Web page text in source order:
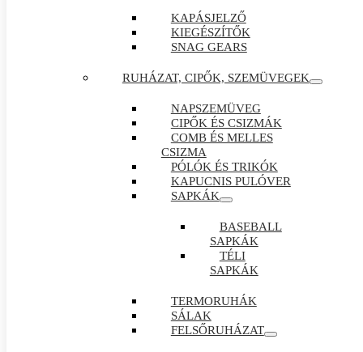
KAPÁSJELZŐ
KIEGÉSZÍTŐK
SNAG GEARS
RUHÁZAT, CIPŐK, SZEMÜVEGEK
NAPSZEMÜVEG
CIPŐK ÉS CSIZMÁK
COMB ÉS MELLES
CSIZMA
PÓLÓK ÉS TRIKÓK
KAPUCNIS PULÓVER
SAPKÁK
BASEBALL
SAPKÁK
TÉLI
SAPKÁK
TERMORUHÁK
SÁLAK
FELSŐRUHÁZAT